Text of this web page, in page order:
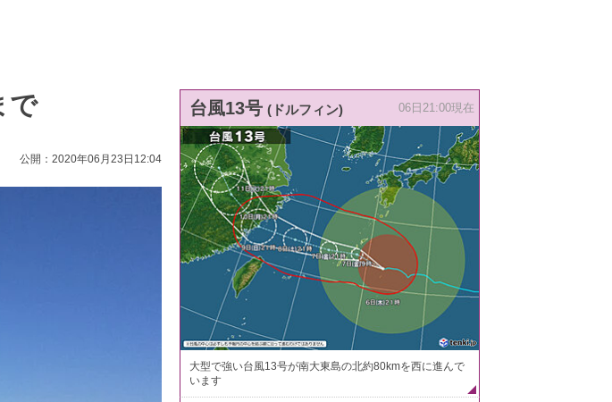
で
公開：2020年06月23日12:04
台風13号 (ドルフィン) 06日21:00現在
大型で強い台風13号が南大東島の北約80kmを西に進んで
います